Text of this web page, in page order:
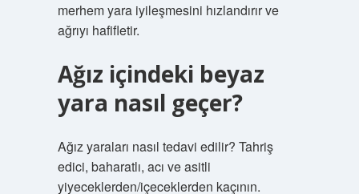
merhem yara iyileşmesini hızlandırır ve
ağrıyı hafifletir.
Ağız içindeki beyaz
yara nasıl geçer?
Ağız yaraları nasıl tedavi edilir? Tahriş
edici, baharatlı, acı ve asitli
yiyeceklerden/içeceklerden kaçının.